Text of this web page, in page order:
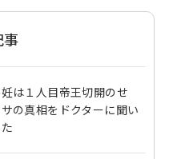
事
は１人目帝王切開のせ
の真相をドクターに聞い